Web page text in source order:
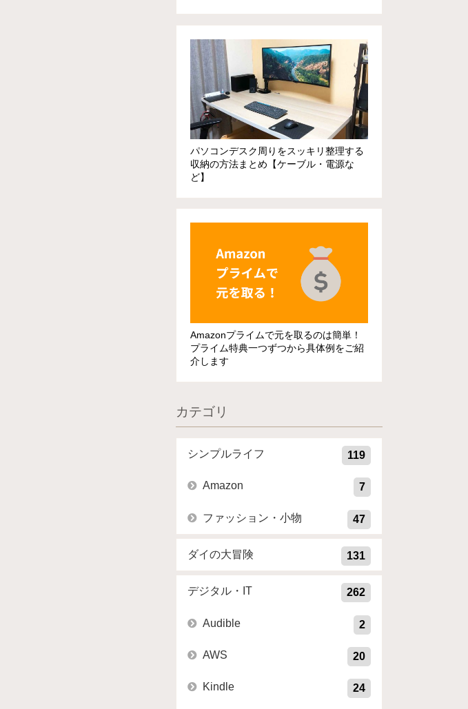
パソコンデスク周りをスッキリ整理する
収納の方法まとめ【ケーブル・電源な
ど】
Amazonプライムで元を取るのは簡単！
プライム特典一つずつから具体例をご紹
介します
カテゴリ
シンプルライフ 119
Amazon 7
ファッション・小物 47
ダイの大冒険 131
デジタル・IT 262
Audible 2
AWS 20
Kindle 24